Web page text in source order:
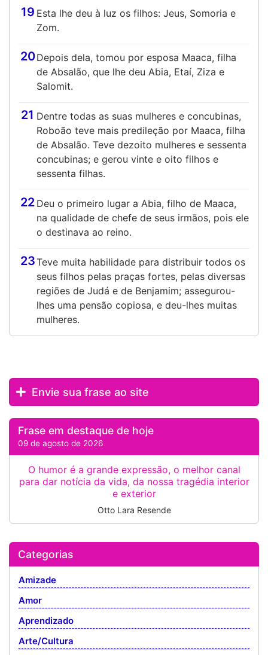
19 Esta lhe deu à luz os filhos: Jeus, Somoria e
Zom.
20Depois dela, tomou por esposa Maaca, filha
de Absalão, que lhe deu Abia, Etaí, Ziza e
Salomit.
21 Dentre todas as suas mulheres e concubinas,
Roboão teve mais predileção por Maaca, filha
de Absalão. Teve dezoito mulheres e sessenta
concubinas; e gerou vinte e oito filhos e
sessenta filhas.
22 Deu o primeiro lugar a Abia, filho de Maaca,
na qualidade de chefe de seus irmãos, pois ele
o destinava ao reino.
23Teve muita habilidade para distribuir todos os
seus filhos pelas praças fortes, pelas diversas
regiões de Judá e de Benjamim; assegurou-
lhes uma pensão copiosa, e deu-lhes muitas
mulheres.
Envie sua frase ao site
Frase em destaque de hoje
09 de agosto de 2026
O humor é a grande expressão, o melhor canal
para dar notícia da vida, da nossa tragédia interior
e exterior
Otto Lara Resende
Categorias
Amizade
Amor
Aprendizado
Arte/Cultura